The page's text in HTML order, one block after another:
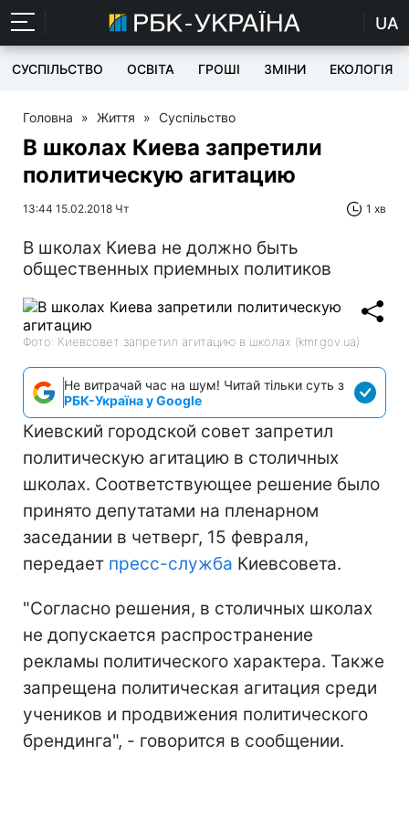
UA
СУСПІЛЬСТВО ОСВІТА ГРОШІ ЗМІНИ ЕКОЛОГІЯ
Головна » Життя » Суспільство
В школах Киева запретили
политическую агитацию
13:44 15.02.2018 Чт 1 хв
В школах Киева не должно быть
общественных приемных политиков
Фото: Киевсовет запретил агитацию в школах (kmr.gov.ua)
Не витрачай час на шум! Читай тільки суть з
РБК-Україна у Google
Киевский городской совет запретил
политическую агитацию в столичных
школах. Соответствующее решение было
принято депутатами на пленарном
заседании в четверг, 15 февраля,
передает пресс-служба Киевсовета.
"Согласно решения, в столичных школах
не допускается распространение
рекламы политического характера. Также
запрещена политическая агитация среди
учеников и продвижения политического
брендинга", - говорится в сообщении.